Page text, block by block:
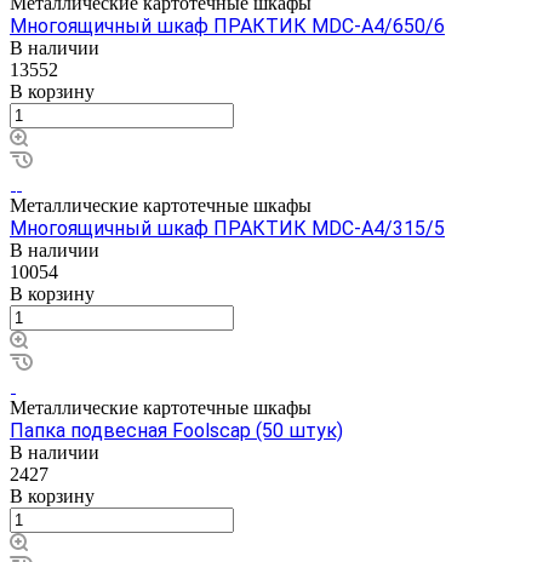
Многоящичный шкаф ПРАКТИК MDC-A4/650/6
В наличии
13552
В корзину
Металлические картотечные шкафы
Многоящичный шкаф ПРАКТИК MDC-A4/315/5
В наличии
10054
В корзину
Металлические картотечные шкафы
Папка подвесная Foolscap (50 штук)
В наличии
2427
В корзину